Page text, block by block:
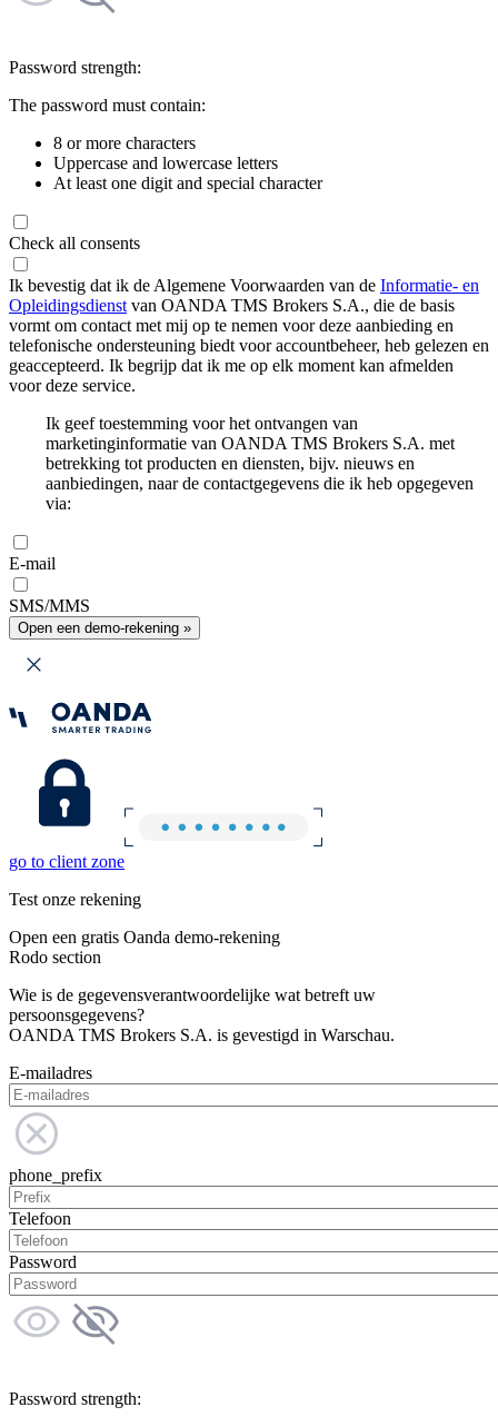
Password strength:
The password must contain:
8 or more characters
Uppercase and lowercase letters
At least one digit and special character
Check all consents
Ik bevestig dat ik de Algemene Voorwaarden van de Informatie- en
Opleidingsdienst van OANDA TMS Brokers S.A., die de basis
vormt om contact met mij op te nemen voor deze aanbieding en
telefonische ondersteuning biedt voor accountbeheer, heb gelezen en
geaccepteerd. Ik begrijp dat ik me op elk moment kan afmelden
voor deze service.
Ik geef toestemming voor het ontvangen van
marketinginformatie van OANDA TMS Brokers S.A. met
betrekking tot producten en diensten, bijv. nieuws en
aanbiedingen, naar de contactgegevens die ik heb opgegeven
via:
E-mail
SMS/MMS
Open een demo-rekening »
go to client zone
Test onze rekening
Open een gratis Oanda demo-rekening
Rodo section
Wie is de gegevensverantwoordelijke wat betreft uw
persoonsgegevens?
OANDA TMS Brokers S.A. is gevestigd in Warschau.
E-mailadres
phone_prefix
Telefoon
Password
Password strength: